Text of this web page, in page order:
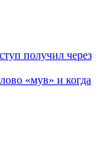
получил через
«мув» и когда